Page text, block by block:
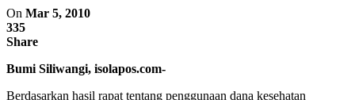
On Mar 5, 2010
335
Share
Bumi Siliwangi, isolapos.com-
Berdasarkan hasil rapat tentang penggunaan dana kesehatan